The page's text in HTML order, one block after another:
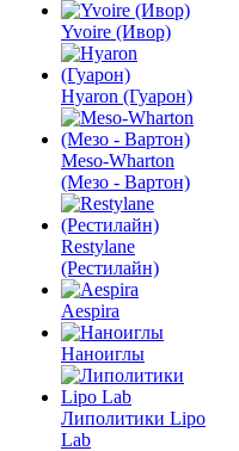
Yvoire (Ивор)
Hyaron (Гуарон)
Meso-Wharton
(Мезо - Вартон)
Restylane
(Рестилайн)
Aespira
Наноиглы
Липолитики Lipo
Lab